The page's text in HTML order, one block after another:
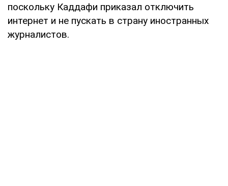
поскольку Каддафи приказал отключить
интернет и не пускать в страну иностранных
журналистов.